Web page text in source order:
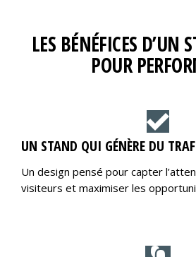
LES BÉNÉFICES D’UN
POUR
UN STAND QUI GÉNÈRE DU
Un design pensé pour capter
visiteurs et maximiser les